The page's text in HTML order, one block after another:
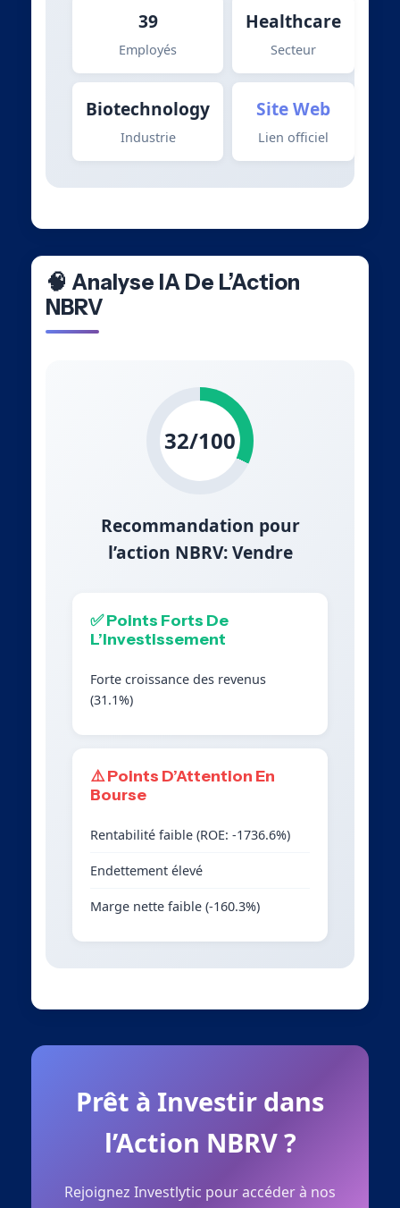
39
Employés
Healthcare
Secteur
Biotechnology
Industrie
Site Web
Lien officiel
🧠 Analyse IA De L’Action
NBRV
32/100
Recommandation pour
l’action NBRV: Vendre
✅ Points Forts De
L’Investissement
Forte croissance des revenus
(31.1%)
⚠️ Points D’Attention En
Bourse
Rentabilité faible (ROE: -1736.6%)
Endettement élevé
Marge nette faible (-160.3%)
Prêt à Investir dans
l’Action NBRV ?
Rejoignez Investlytic pour accéder à nos